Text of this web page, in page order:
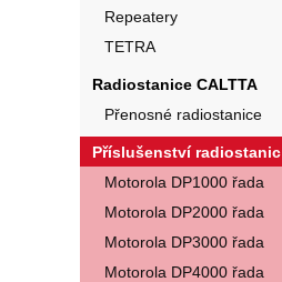
Repeatery
TETRA
Radiostanice CALTTA
Přenosné radiostanice
Příslušenství radiostanic
Motorola DP1000 řada
Motorola DP2000 řada
Motorola DP3000 řada
Motorola DP4000 řada